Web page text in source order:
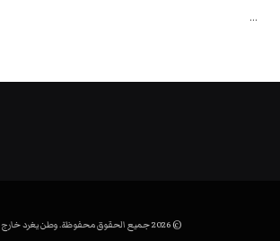
…
© 2026 جميع الحقوق محفوظة. وطن يغرد خارج السرب